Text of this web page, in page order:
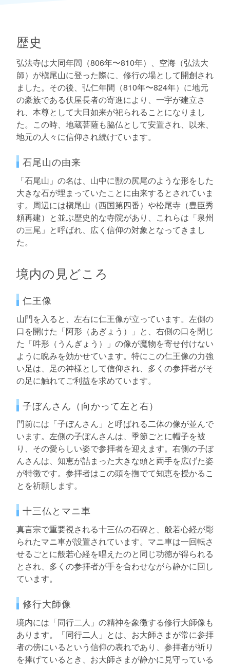
歴史
弘法寺は大同年間（806年〜810年）、空海（弘法大
師）が槇尾山に登った際に、修行の場として開創され
ました。その後、弘仁年間（810年〜824年）に地元
の豪族である伏屋長者の寄進により、一宇が建立さ
れ、本尊として大日如来が祀られることになりまし
た。この時、地蔵菩薩も脇仏として安置され、以来、
地元の人々に信仰され続けています。
石尾山の由来
「石尾山」の名は、山中に獣の尻尾のような形をした
大きな石が埋まっていたことに由来するとされていま
す。周辺には槇尾山（西国第四番）や松尾寺（豊臣秀
頼再建）と並ぶ歴史的な寺院があり、これらは「泉州
の三尾」と呼ばれ、広く信仰の対象となってきまし
た。
境内の見どころ
仁王像
山門を入ると、左右に仁王像が立っています。左側の
口を開けた「阿形（あぎょう）」と、右側の口を閉じ
た「吽形（うんぎょう）」の像が魔物を寄せ付けない
ように睨みを効かせています。特にこの仁王像の力強
い足は、足の神様として信仰され、多くの参拝者がそ
の足に触れてご利益を求めています。
子ぼんさん（向かって左と右）
門前には「子ぼんさん」と呼ばれる二体の像が並んで
います。左側の子ぼんさんは、季節ごとに帽子を被
り、その愛らしい姿で参拝者を迎えます。右側の子ぼ
んさんは、知恵が詰まった大きな頭と両手を広げた姿
が特徴です。参拝者はこの頭を撫でて知恵を授かるこ
とを祈願します。
十三仏とマニ車
真言宗で重要視される十三仏の石碑と、般若心経が彫
られたマニ車が設置されています。マニ車は一回転さ
せるごとに般若心経を唱えたのと同じ功徳が得られる
とされ、多くの参拝者が手を合わせながら静かに回し
ています。
修行大師像
境内には「同行二人」の精神を象徴する修行大師像も
あります。「同行二人」とは、お大師さまが常に参拝
者の傍にいるという信仰の表れであり、参拝者が祈り
を捧げているとき、お大師さまが静かに見守っている